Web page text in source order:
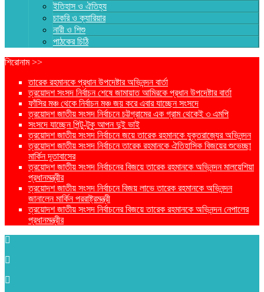
ইতিহাস ও ঐতিহ্য
চাকরি ও ক্যারিয়ার
নারী ও শিশু
পাঠকের চিঠি
শিরোনাম >>
তারেক রহমানকে প্রধান উপদেষ্টার অভিনন্দন বার্তা
ত্রয়োদশ সংসদ নির্বাচন শেষে জামায়াত আমিরকে প্রধান উপদেষ্টার বার্তা
ফাঁসির মঞ্চ থেকে নির্বাচন মঞ্চ জয় করে এবার যাচ্ছেন সংসদে
ত্রয়োদশ জাতীয় সংসদ নির্বাচনে চট্টগ্রামের এক গ্রাম থেকেই ৩ এমপি
সংসদে যাচ্ছেন পিন্টু-টুকু আপন দুই ভাই
ত্রয়োদশ জাতীয় সংসদ নির্বাচনে জয়ে তারেক রহমানকে যুক্তরাজ্যের অভিনন্দন
ত্রয়োদশ জাতীয় সংসদ নির্বাচনে তারেক রহমানকে ঐতিহাসিক বিজয়ের শুভেচ্ছা
মার্কিন দূতাবাসের
ত্রয়োদশ জাতীয় সংসদ নির্বাচনের বিজয়ে তারেক রহমানকে অভিনন্দন মালয়েশিয়া
প্রধানমন্ত্রীর
ত্রয়োদশ জাতীয় সংসদ নির্বাচনে বিজয় লাভে তারেক রহমানকে অভিনন্দন
জানালেন মার্কিন পররাষ্ট্রমন্ত্রী
ত্রয়োদশ জাতীয় সংসদ নির্বাচনের বিজয়ে তারেক রহমানকে অভিনন্দন নেপালের
প্রধানমন্ত্রীর